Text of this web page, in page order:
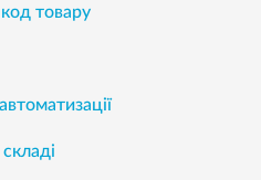
товару